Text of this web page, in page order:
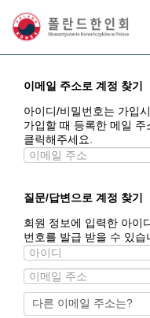
이메일 주소로 계정 찾기
아이디/비밀번호는 가입
가입할 때 등록한 메일
클릭해주세요.
질문/답변으로 계정 찾기
회원 정보에 입력한 아이
번호를 발급 받을 수 있습